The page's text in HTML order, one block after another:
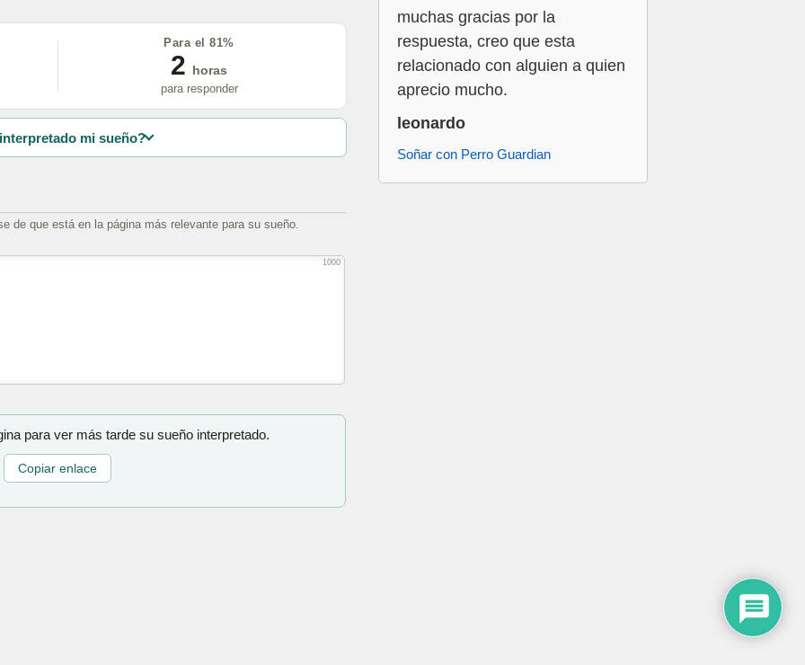
Para el 81%
2
horas
para responder
mi sueño?
de que está en la página más relevante para su sueño.
1000
para ver más tarde su sueño interpretado.
Copiar enlace
muchas gracias por la
respuesta, creo que esta
relacionado con alguien a quien
aprecio mucho.
leonardo
Soñar con Perro Guardian